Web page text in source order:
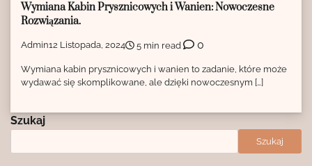
Wymiana Kabin Prysznicowych i Wanien: Nowoczesne
Rozwiązania.
Admin12 Listopada, 2024 5 min read 0
Wymiana kabin prysznicowych i wanien to zadanie, które może
wydawać się skomplikowane, ale dzięki nowoczesnym […]
Szukaj
Szukaj